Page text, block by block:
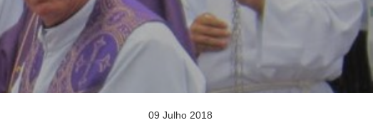
09 Julho 2018